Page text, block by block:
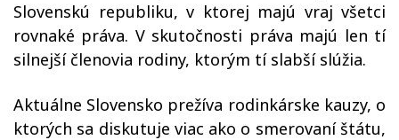
Slovenskú republiku, v ktorej majú vraj všetci
rovnaké práva. V skutočnosti práva majú len tí
silnejší členovia rodiny, ktorým tí slabší slúžia.
Aktuálne Slovensko prežíva rodinkárske kauzy, o
ktorých sa diskutuje viac ako o smerovaní štátu,